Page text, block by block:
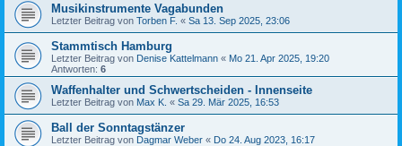
Musikinstrumente Vagabunden
Letzter Beitrag von Torben F. « Sa 13. Sep 2025, 23:06
Stammtisch Hamburg
Letzter Beitrag von Denise Kattelmann « Mo 21. Apr 2025, 19:20
Antworten: 6
Waffenhalter und Schwertscheiden - Innenseite
Letzter Beitrag von Max K. « Sa 29. Mär 2025, 16:53
Ball der Sonntagstänzer
Letzter Beitrag von Dagmar Weber « Do 24. Aug 2023, 16:17